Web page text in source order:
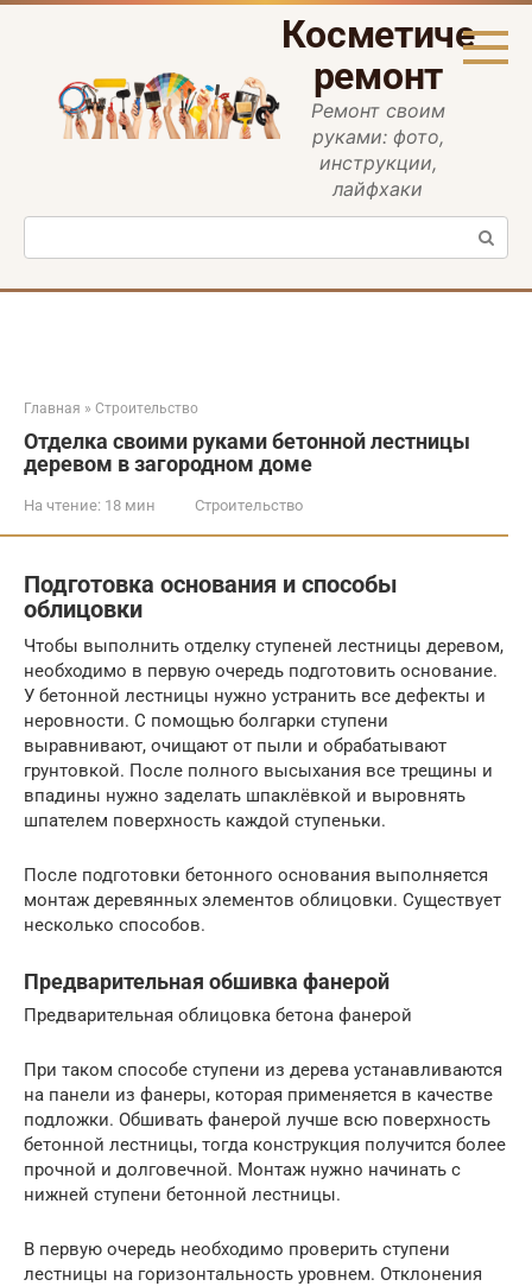
Перейти
ремонт
Ремонт своим
руками: фото,
инструкции,
лайфхаки
Поиск:
Главная » Строительство
Отделка своими руками бетонной лестницы
деревом в загородном доме
На чтение: 18 мин Строительство
Подготовка основания и способы
облицовки
Чтобы выполнить отделку ступеней лестницы деревом,
необходимо в первую очередь подготовить основание.
У бетонной лестницы нужно устранить все дефекты и
неровности. С помощью болгарки ступени
выравнивают, очищают от пыли и обрабатывают
грунтовкой. После полного высыхания все трещины и
впадины нужно заделать шпаклёвкой и выровнять
шпателем поверхность каждой ступеньки.
После подготовки бетонного основания выполняется
монтаж деревянных элементов облицовки. Существует
несколько способов.
Предварительная обшивка фанерой
Предварительная облицовка бетона фанерой
При таком способе ступени из дерева устанавливаются
на панели из фанеры, которая применяется в качестве
подложки. Обшивать фанерой лучше всю поверхность
бетонной лестницы, тогда конструкция получится более
прочной и долговечной. Монтаж нужно начинать с
нижней ступени бетонной лестницы.
В первую очередь необходимо проверить ступени
лестницы на горизонтальность уровнем. Отклонения